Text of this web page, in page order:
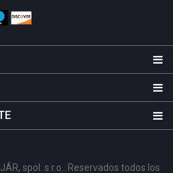
spol. s r.o.. Reservados todos los